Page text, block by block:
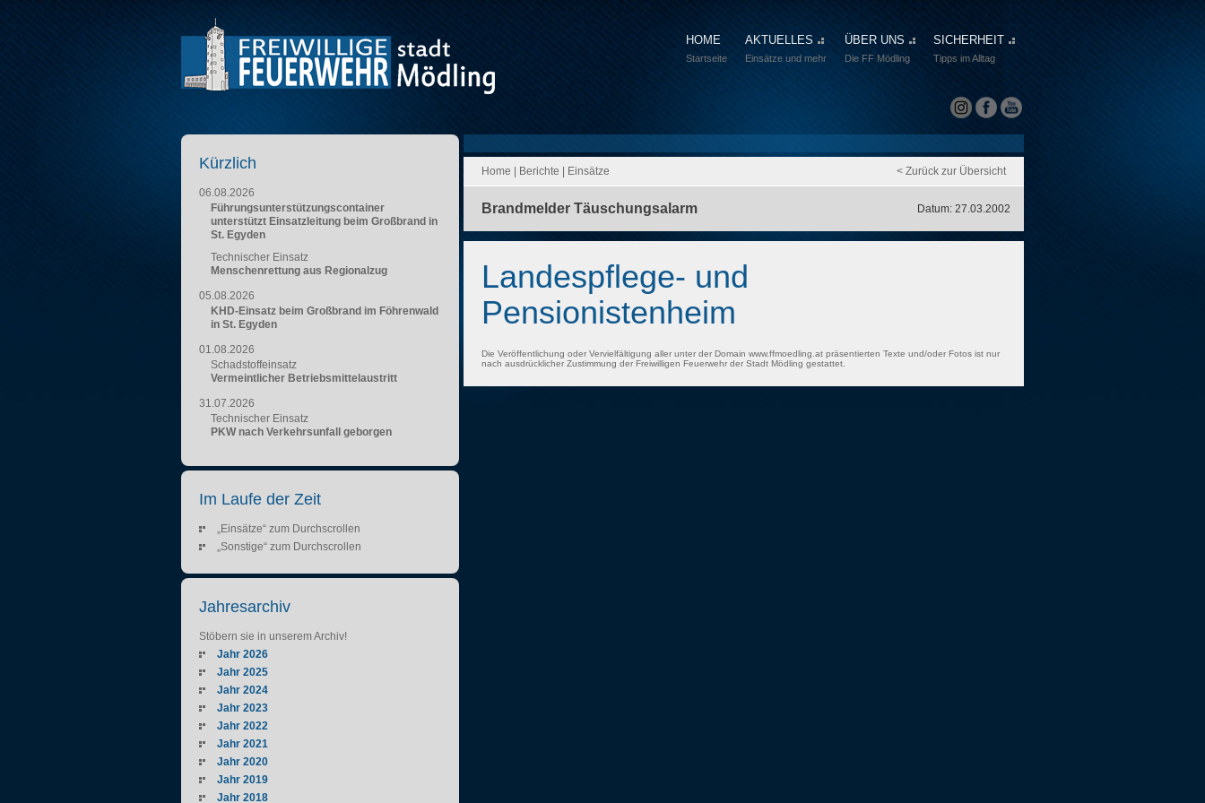
HOME
Startseite
AKTUELLES
Einsätze und mehr
ÜBER UNS
Die FF Mödling
SICHERHEIT
Tipps im Alltag
Home Berichte Einsätze < Zurück zur Übersicht
Brandmelder Täuschungsalarm Datum: 27.03.2002
Landespflege- und
Pensionistenheim
Die Veröffentlichung oder Vervielfältigung aller unter der Domain www.ffmoedling.at präsentierten Texte und/oder Fotos ist nur
nach ausdrücklicher Zustimmung der Freiwilligen Feuerwehr der Stadt Mödling gestattet.
Kürzlich
06.08.2026
Führungsunterstützungscontainer
unterstützt Einsatzleitung beim Großbrand in
St. Egyden
Technischer Einsatz
Menschenrettung aus Regionalzug
05.08.2026
KHD-Einsatz beim Großbrand im Föhrenwald
in St. Egyden
01.08.2026
Schadstoffeinsatz
Vermeintlicher Betriebsmittelaustritt
31.07.2026
Technischer Einsatz
PKW nach Verkehrsunfall geborgen
Im Laufe der Zeit
„Einsätze“ zum Durchscrollen
„Sonstige“ zum Durchscrollen
Jahresarchiv
Stöbern sie in unserem Archiv!
Jahr 2026
Jahr 2025
Jahr 2024
Jahr 2023
Jahr 2022
Jahr 2021
Jahr 2020
Jahr 2019
Jahr 2018